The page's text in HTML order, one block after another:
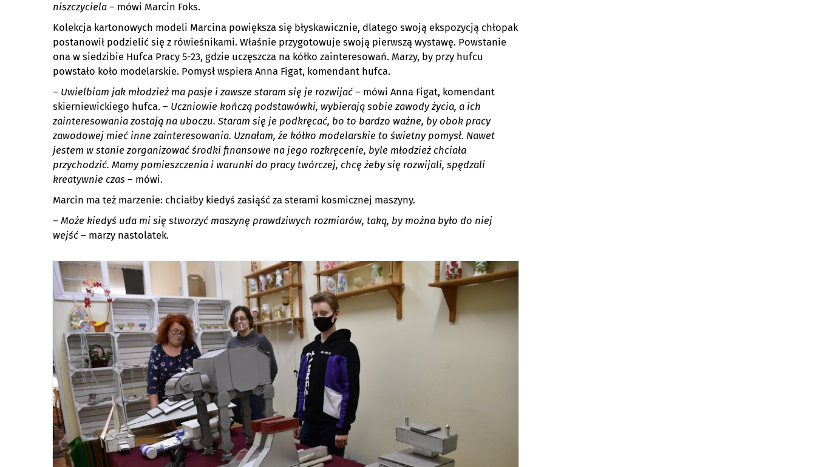
niszczyciela – mówi Marcin Foks.
Kolekcja kartonowych modeli Marcina powiększa się błyskawicznie, dlatego swoją ekspozycją chłopak
postanowił podzielić się z rówieśnikami. Właśnie przygotowuje swoją pierwszą wystawę. Powstanie
ona w siedzibie Hufca Pracy 5-23, gdzie uczęszcza na kółko zainteresowań. Marzy, by przy hufcu
powstało koło modelarskie. Pomysł wspiera Anna Figat, komendant hufca.
– Uwielbiam jak młodzież ma pasje i zawsze staram się je rozwijać – mówi Anna Figat, komendant
skierniewickiego hufca. – Uczniowie kończą podstawówki, wybierają sobie zawody życia, a ich
zainteresowania zostają na uboczu. Staram się je podkręcać, bo to bardzo ważne, by obok pracy
zawodowej mieć inne zainteresowania. Uznałam, że kółko modelarskie to świetny pomysł. Nawet
jestem w stanie zorganizować środki finansowe na jego rozkręcenie, byle młodzież chciała
przychodzić. Mamy pomieszczenia i warunki do pracy twórczej, chcę żeby się rozwijali, spędzali
kreatywnie czas – mówi.
Marcin ma też marzenie: chciałby kiedyś zasiąść za sterami kosmicznej maszyny.
– Może kiedyś uda mi się stworzyć maszynę prawdziwych rozmiarów, taką, by można było do niej
wejść – marzy nastolatek.